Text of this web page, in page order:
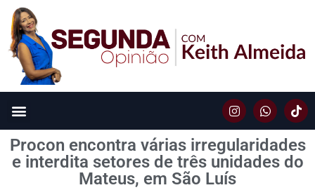
Procon encontra várias irregularidades
e interdita setores de três unidades do
Mateus, em São Luís